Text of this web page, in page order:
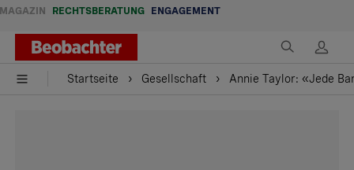
MAGAZIN RECHTSBERATUNG ENGAGEMENT
Startseite Gesellschaft Annie Taylor: «Jede